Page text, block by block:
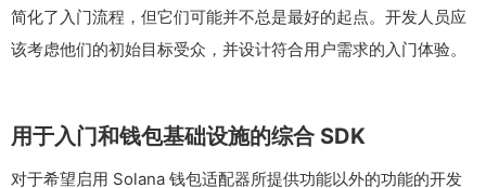
简化了入门流程，但它们可能并不总是最好的起点。开发人员应
该考虑他们的初始目标受众，并设计符合用户需求的入门体验。
用于入门和钱包基础设施的综合 SDK
对于希望启用 Solana 钱包适配器所提供功能以外的功能的开发